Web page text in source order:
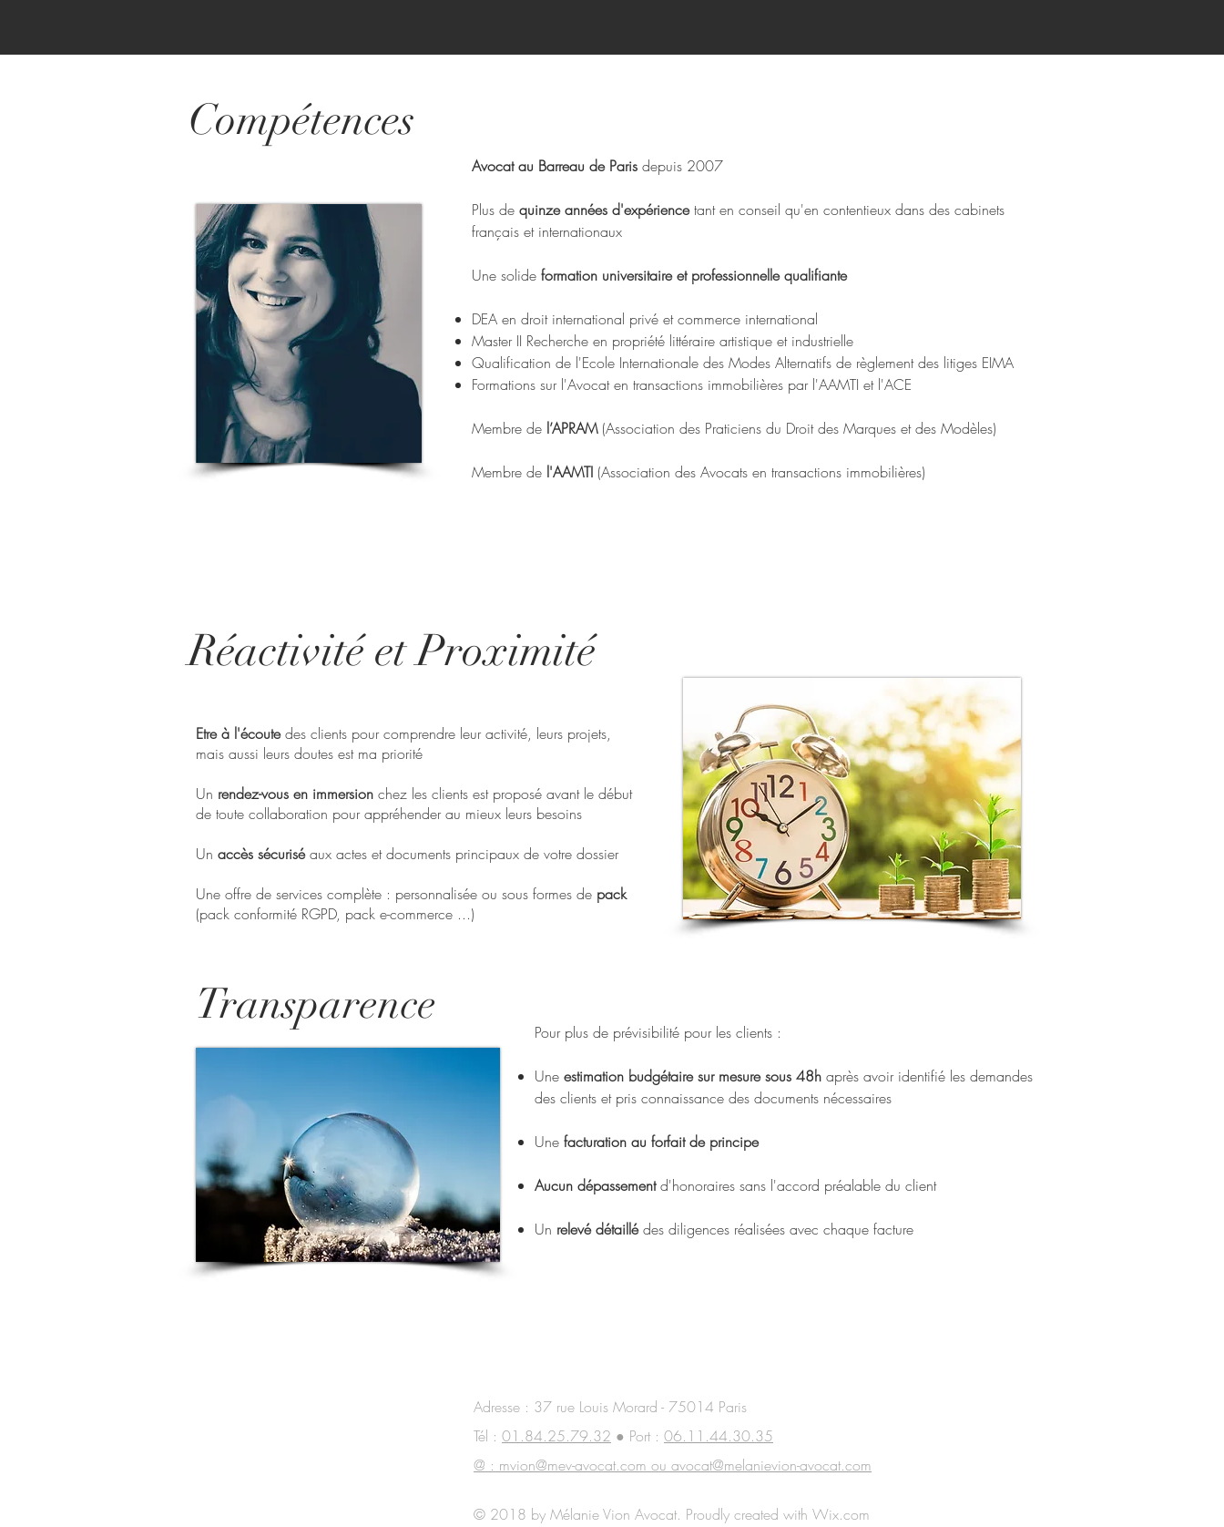
Compétences
Avocat au Barreau de Paris depuis 2007
Plus de quinze années d'expériencetant en conseil qu'en contentieux dans des cabinets
français et internationaux
Une solide formation universitaire et professionnelle qualifiante
DEA en droit international privé et commerce international
Master II Recherche en propriété littéraire artistique et industrielle
Qualification de l'Ecole Internationale des Modes Alternatifs de règlement des litiges EIMA
Formations sur l'Avocat en transactions immobilières par l'AAMTI et l'ACE
Membre de l’APRAM (Association des Praticiens du Droit des Marques et des Modèles)
Membre de l'AAMTI (Association des Avocats en transactions immobilières)
RéactivitéetProximité
Etre à l'écoutedes clients pour comprendre leur activité, leurs projets,
mais aussi leurs doutes est ma priorité
Un rendez-vous en immersion chez les clients est proposé avant le début
de toute collaboration pour appréhender au mieux leurs besoins
Un accès sécuriséaux actes et documents principaux de votre dossier
Une offre de services complète : personnalisée ou sous formes de pack
(pack conformité RGPD, pack e-commerce ...)
Transparence
Pour plus de prévisibilité pour les clients :
Une estimation budgétaire sur mesure sous 48h après avoir identifié les demandes
des clients et pris connaissance des documents nécessaires
Une facturation au forfait de principe
Aucun dépassementd'honoraires sans l'accord préalable du client
Un relevé détaillédes diligences réalisées avec chaque facture
Adresse : 37 rue Louis Morard - 75014 Paris
Tél : 01.84.25.79.32 ● Port : 06.11.44.30.35
@ : mvion@mev-avocat.com ou avocat@melanievion-avocat.com
© 2018 by Mélanie Vion Avocat. Proudly created with Wix.com